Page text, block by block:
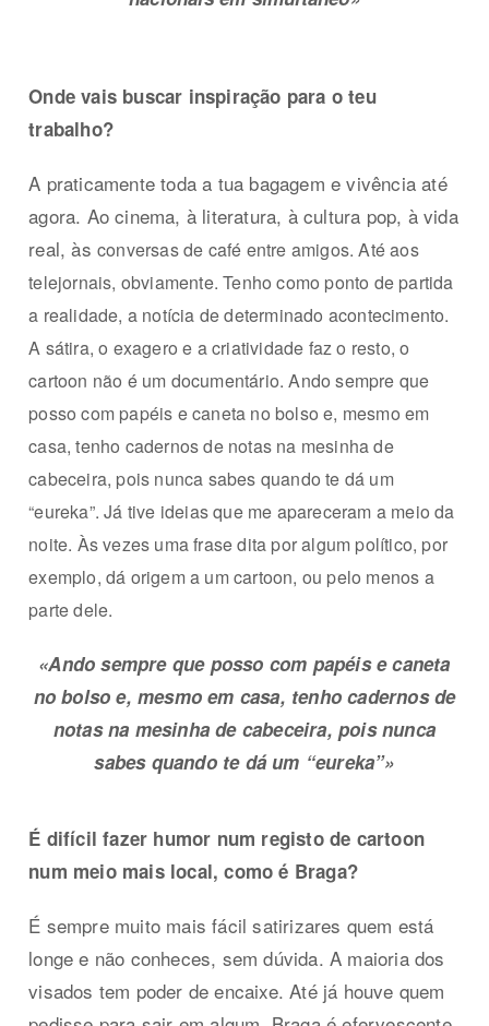
Onde vais buscar inspiração para o teu
trabalho?
A praticamente toda a tua bagagem e vivência até
agora. Ao cinema, à literatura, à cultura pop, à vida
real, àsconversas de café entre amigos. Até aos
telejornais, obviamente. Tenho como ponto de partida
a realidade, a notícia de determinado acontecimento.
A sátira, o exagero e a criatividade faz o resto, o
cartoon não é um documentário. Ando sempre que
posso com papéis e caneta no bolso e, mesmo em
casa, tenho cadernos de notas na mesinha de
cabeceira, pois nunca sabes quando te dá um
“eureka”. Já tive ideias que me apareceram a meio da
noite. Às vezes uma frase dita por algum político, por
exemplo, dá origem a um cartoon, ou pelo menos a
parte dele.
«Ando sempre que posso com papéis e caneta
no bolso e, mesmo em casa, tenho cadernos de
notas na mesinha de cabeceira, pois nunca
sabes quando te dá um “eureka”»
É difícil fazer humor num registo de cartoon
num meio mais local, como é Braga?
É sempre muito mais fácil satirizares quem está
longe e não conheces, sem dúvida. A maioria dos
visados tem poder de encaixe. Até já houve quem